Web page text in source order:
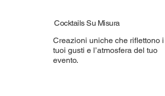
Cocktails Su Misura
Creazioni uniche che riflettono i
tuoi gusti e l’atmosfera del tuo
evento.